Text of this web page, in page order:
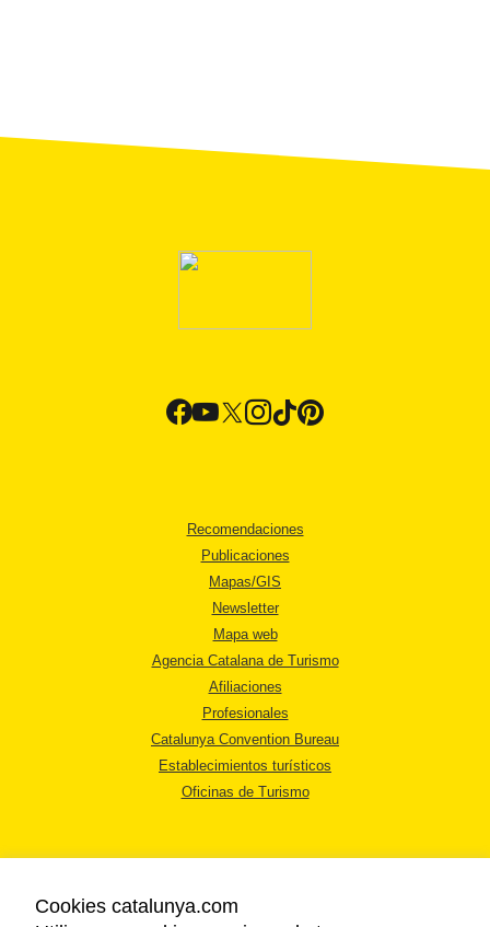
Recomendaciones
Publicaciones
Mapas/GIS
Newsletter
Mapa web
Agencia Catalana de Turismo
Afiliaciones
Profesionales
Catalunya Convention Bureau
Establecimientos turísticos
Oficinas de Turismo
Cookies catalunya.com